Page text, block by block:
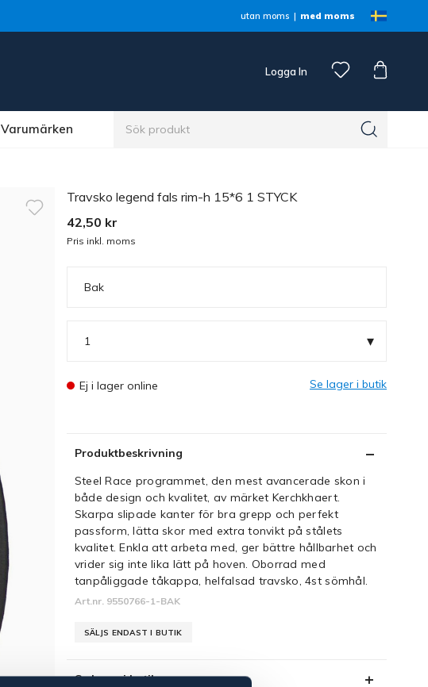
utan moms med moms
Logga In
Varumärken
Travsko legend fals rim-h 15*6 1 STYCK
42,50 kr
Pris inkl. moms
Bak
1 ▾
Ej i lager online Se lager i butik
Produktbeskrivning
Steel Race programmet, den mest avancerade skon i
både design och kvalitet, av märket Kerchkhaert.
Skarpa slipade kanter för bra grepp och perfekt
passform, lätta skor med extra tonvikt på stålets
kvalitet. Enkla att arbeta med, ger bättre hållbarhet och
vrider sig inte lika lätt på hoven. Oborrad med
tanpåliggade tåkappa, helfalsad travsko, 4st sömhål.
Art.nr. 9550766-1-BAK
SÄLJS ENDAST I BUTIK
Se lager i butik